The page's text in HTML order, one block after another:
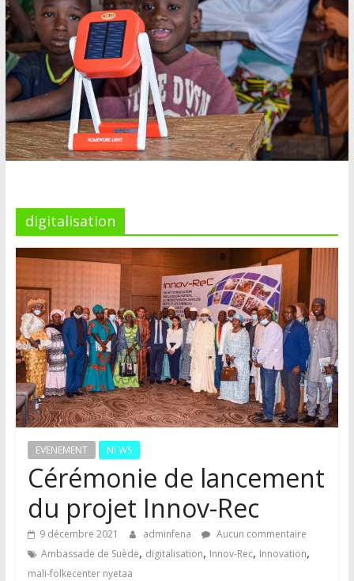
digitalisation
EVENEMENT NEWS
Cérémonie de lancement
du projet Innov-Rec
9 décembre 2021 adminfena
Aucun commentaire
Ambassade de Suède, digitalisation, Innov-Rec, Innovation,
mali-folkecenter nyetaa